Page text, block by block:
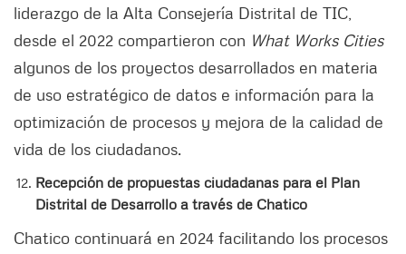
liderazgo de la Alta Consejería Distrital de TIC,
desde el 2022 compartieron con What Works Cities
algunos de los proyectos desarrollados en materia
de uso estratégico de datos e información para la
optimización de procesos y mejora de la calidad de
vida de los ciudadanos.
Recepción de propuestas ciudadanas para el Plan
Distrital de Desarrollo a través de Chatico
Chatico continuará en 2024 facilitando los procesos